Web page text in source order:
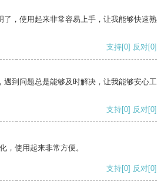
了，使用起来非常容易上手，让我能够快速熟
支持[0] 反对[0]
遇到问题总是能够及时解决，让我能够安心工
支持[0] 反对[0]
，使用起来非常方便。
支持[0] 反对[0]